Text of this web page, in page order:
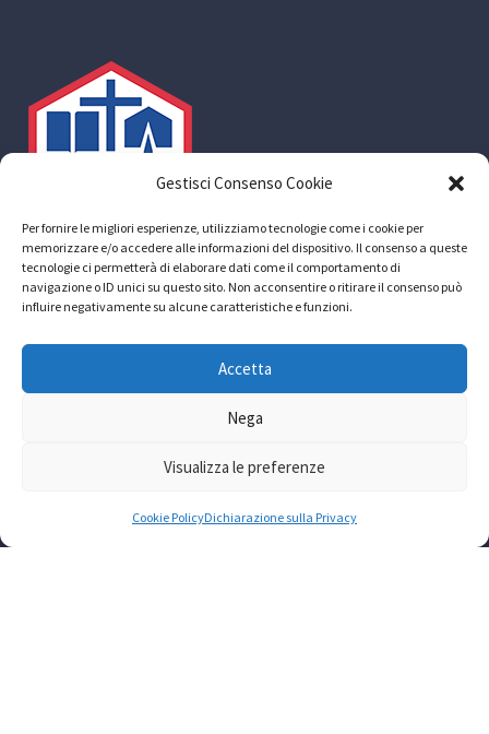
Gestisci Consenso Cookie
Per fornire le migliori esperienze, utilizziamo tecnologie come i cookie per
memorizzare e/o accedere alle informazioni del dispositivo. Il consenso a queste
tecnologie ci permetterà di elaborare dati come il comportamento di
navigazione o ID unici su questo sito. Non acconsentire o ritirare il consenso può
influire negativamente su alcune caratteristiche e funzioni.
Accetta
Nega
Visualizza le preferenze
Cookie PolicyDichiarazione sulla Privacy
ACLI sede provinciale di Roma aps
Via Prospero Alpino, 20 – 00154 Roma Telefono:
06.57087028-48 Fax: 06.57087043
Codice fiscale: 80196590584